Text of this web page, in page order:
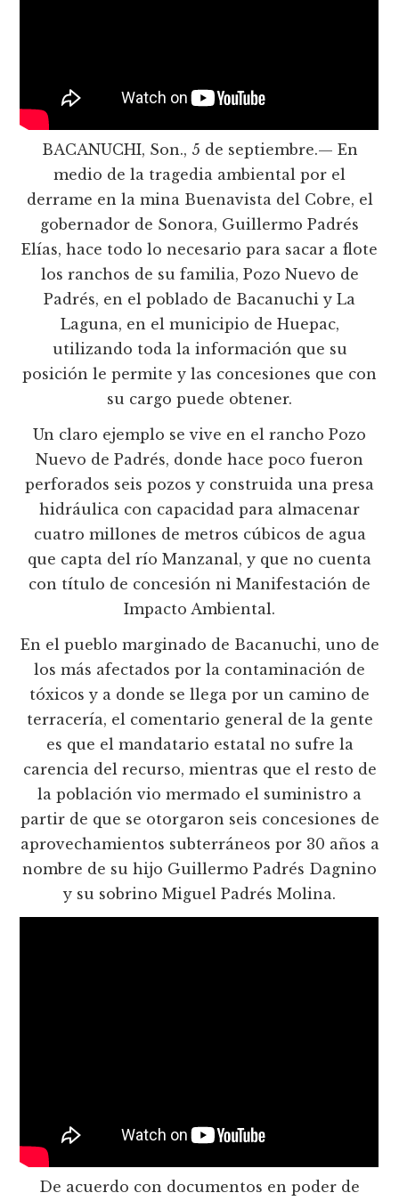
BACANUCHI, Son., 5 de septiembre.— En
medio de la tragedia ambiental por el
derrame en la mina Buenavista del Cobre, el
gobernador de Sonora, Guillermo Padrés
Elías, hace todo lo necesario para sacar a flote
los ranchos de su familia, Pozo Nuevo de
Padrés, en el poblado de Bacanuchi y La
Laguna, en el municipio de Huepac,
utilizando toda la información que su
posición le permite y las concesiones que con
su cargo puede obtener.
Un claro ejemplo se vive en el rancho Pozo
Nuevo de Padrés, donde hace poco fueron
perforados seis pozos y construida una presa
hidráulica con capacidad para almacenar
cuatro millones de metros cúbicos de agua
que capta del río Manzanal, y que no cuenta
con título de concesión ni Manifestación de
Impacto Ambiental.
En el pueblo marginado de Bacanuchi, uno de
los más afectados por la contaminación de
tóxicos y a donde se llega por un camino de
terracería, el comentario general de la gente
es que el mandatario estatal no sufre la
carencia del recurso, mientras que el resto de
la población vio mermado el suministro a
partir de que se otorgaron seis concesiones de
aprovechamientos subterráneos por 30 años a
nombre de su hijo Guillermo Padrés Dagnino
y su sobrino Miguel Padrés Molina.
De acuerdo con documentos en poder de